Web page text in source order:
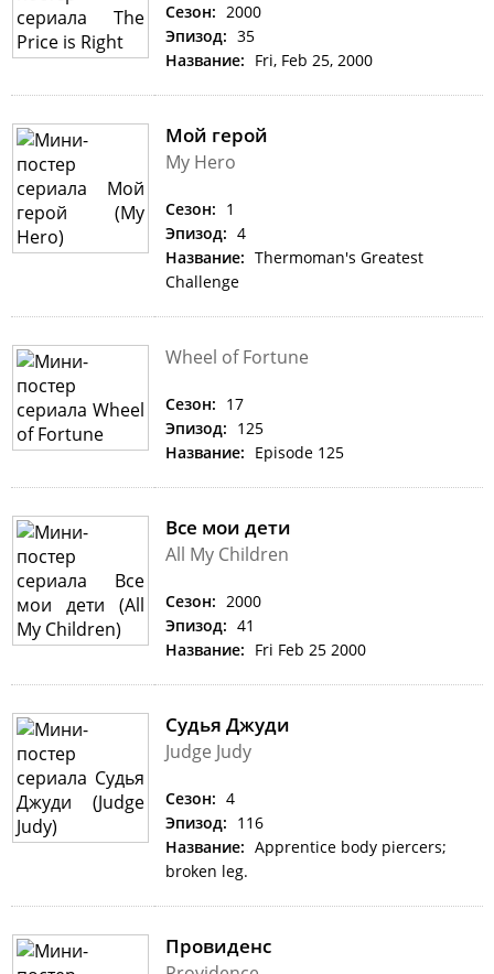
Сезон: 2000
Эпизод: 35
Название: Fri, Feb 25, 2000
Мой герой
My Hero
Сезон: 1
Эпизод: 4
Название: Thermoman's Greatest
Challenge
Wheel of Fortune
Сезон: 17
Эпизод: 125
Название: Episode 125
Все мои дети
All My Children
Сезон: 2000
Эпизод: 41
Название: Fri Feb 25 2000
Судья Джуди
Judge Judy
Сезон: 4
Эпизод: 116
Название: Apprentice body piercers;
broken leg.
Провиденс